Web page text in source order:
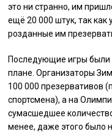
это ни странно, им
ещё 20 000 штук, так как
розданные им
Последующие игры были
плане. Организаторы
100 000 презервативов
спортсмена), а на
сумасшедшее
менее, даже этого было